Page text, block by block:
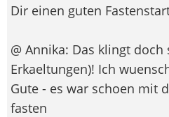
Dir einen guten
@ Annika: Das klingt
Erkaeltungen)! Ich
Gute - es war schoen mit
fasten